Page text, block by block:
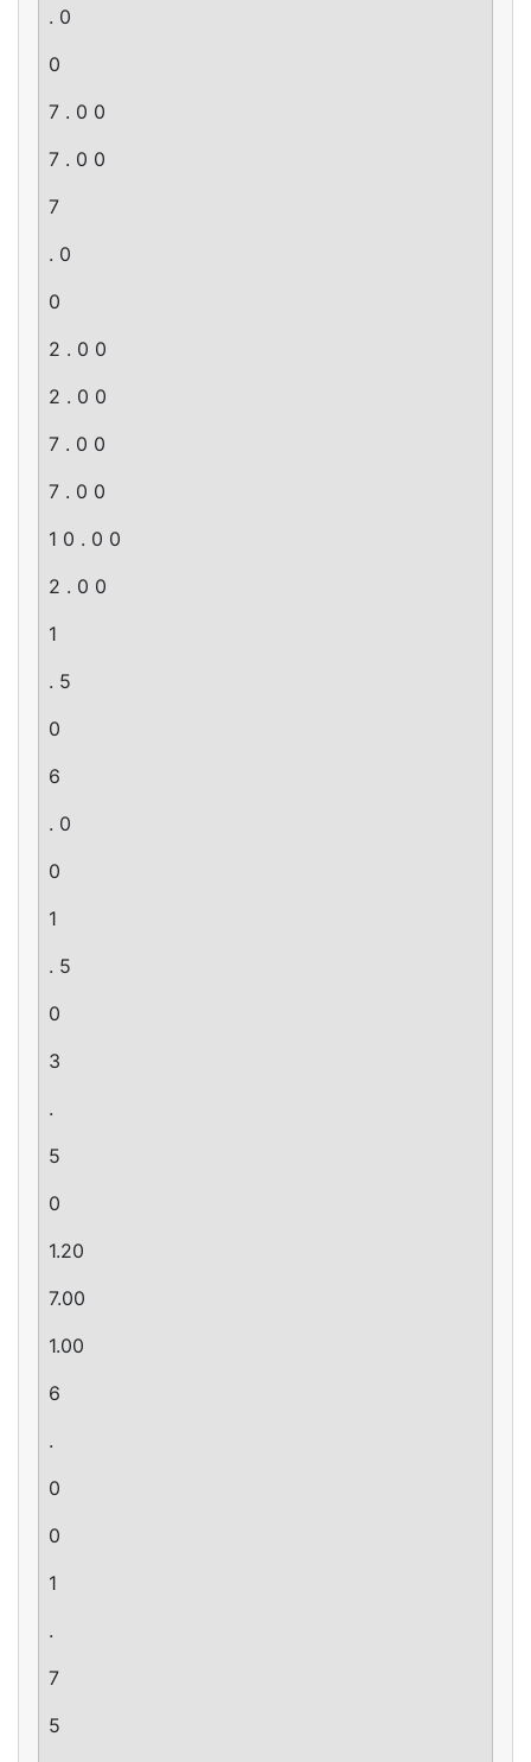
. 0
0
7 . 0 0
7 . 0 0
7
. 0
0
2 . 0 0
2 . 0 0
7 . 0 0
7 . 0 0
1 0 . 0 0
2 . 0 0
1
. 5
0
6
. 0
0
1
. 5
0
3
.
5
0
1.20
7.00
1.00
6
.
0
0
1
.
7
5